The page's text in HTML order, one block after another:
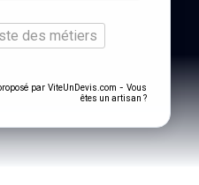
des métiers
par ViteUnDevis.com - Vous
êtes un artisan ?